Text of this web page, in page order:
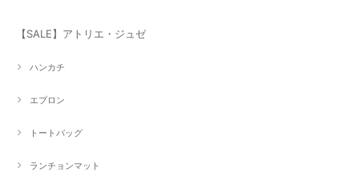
【SALE】アトリエ・ジュゼ
ハンカチ
エプロン
トートバッグ
ランチョンマット